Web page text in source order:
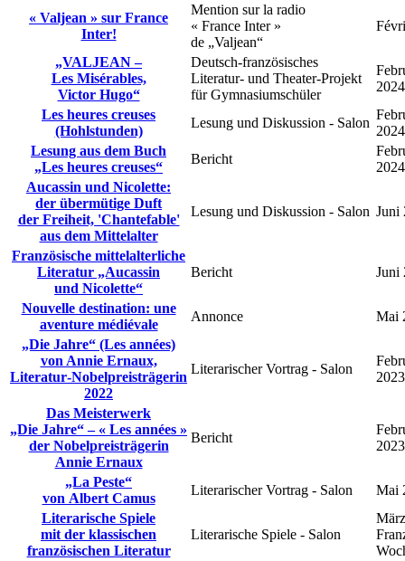
« Valjean » sur France
Inter!
Mention sur la radio
« France Inter »
de „Valjean“
„VALJEAN –
Les Misérables,
Victor Hugo“
Deutsch‑französisches
Literatur‑ und Theater‑Projekt
für Gymnasiumschüler
2024
Les heures creuses
(Hohlstunden)
Lesung und Diskussion ‑ Salon
2024
Lesung aus dem Buch
„Les heures creuses“
Bericht
2024
Aucassin und Nicolette:
der übermütige Duft
der Freiheit, 'Chantefable'
aus dem Mittelalter
Lesung und Diskussion ‑ Salon Juni
Französische mittelalterliche
Literatur „Aucassin
und Nicolette“
Bericht Juni
Nouvelle destination: une
aventure médiévale
Annonce
Mai
„Die Jahre“ (Les années)
von Annie Ernaux,
Literatur‑Nobelpreisträgerin
2022
Literarischer Vortrag ‑ Salon
2023
Das Meisterwerk
„Die Jahre“ – « Les années »
der Nobelpreisträgerin
Annie Ernaux
Bericht
2023
„La Peste“
von Albert Camus
Literarischer Vortrag ‑ Salon
Mai
Literarische Spiele
mit der klassischen
französischen Literatur
Literarische Spiele ‑ Salon